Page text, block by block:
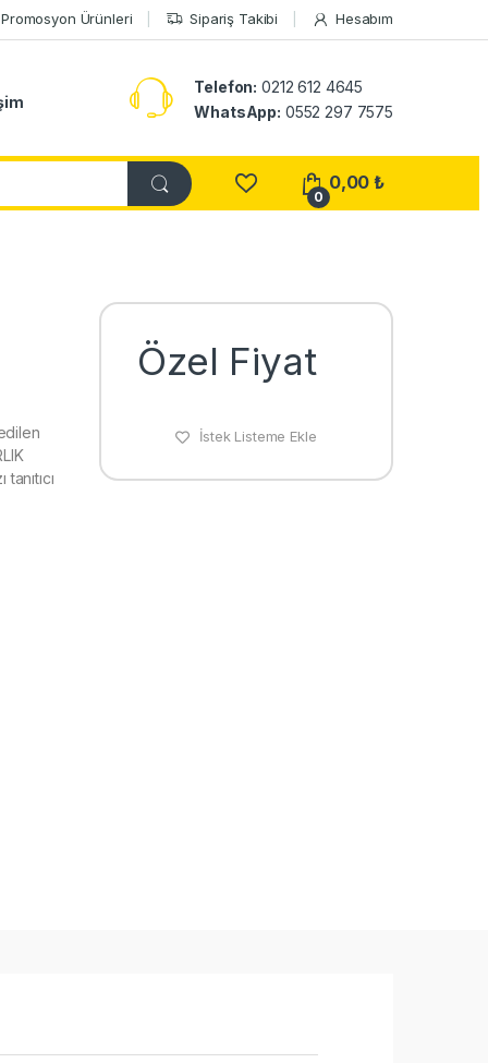
Ürünleri Sipariş Takibi Hesabım
Telefon: 0212 612 4645
WhatsApp: 0552 297 7575
0
0,00₺
Özel Fiyat
İstek Listeme Ekle